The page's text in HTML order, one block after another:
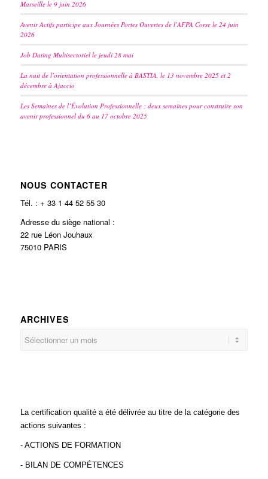
Marseille le 9 juin 2026
Avenir Actifs participe aux Journées Portes Ouvertes de l’AFPA Corse le 24 juin
2026
Job Dating Multisectoriel le jeudi 28 mai
La nuit de l’orientation professionnelle à BASTIA, le 13 novembre 2025 et 2
décembre à Ajaccio
Les Semaines de l’Évolution Professionnelle : deux semaines pour construire son
avenir professionnel du 6 au 17 octobre 2025
NOUS CONTACTER
Tél. : + 33 1 44 52 55 30
Adresse du siège national :
22 rue Léon Jouhaux
75010 PARIS
ARCHIVES
La certification qualité a été délivrée au titre de la catégorie des
actions suivantes :
- ACTIONS DE FORMATION
- BILAN DE COMPÉTENCES